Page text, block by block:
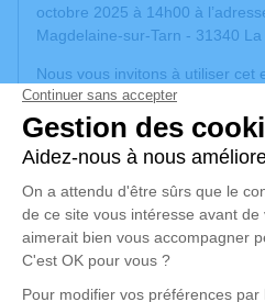
octobre 2025 à 14h00 à
Magdelaine-sur-Tarn - 31340 La
Nous vous invitons à utiliser cet
condoléances, partager des
anecdote ou exprimer vos
ou des textes. Cet endroit est
honorer la mémoire d’Anne-
Un service de plantation
ici.